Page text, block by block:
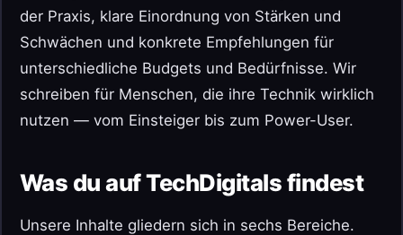
der Praxis, klare Einordnung von Stärken und
Schwächen und konkrete Empfehlungen für
unterschiedliche Budgets und Bedürfnisse. Wir
schreiben für Menschen, die ihre Technik wirklich
nutzen — vom Einsteiger bis zum Power-User.
Was du auf TechDigitals findest
Unsere Inhalte gliedern sich in sechs Bereiche.